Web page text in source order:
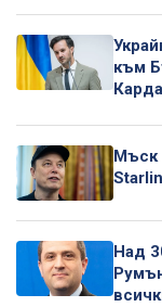
към
Мъск
Над